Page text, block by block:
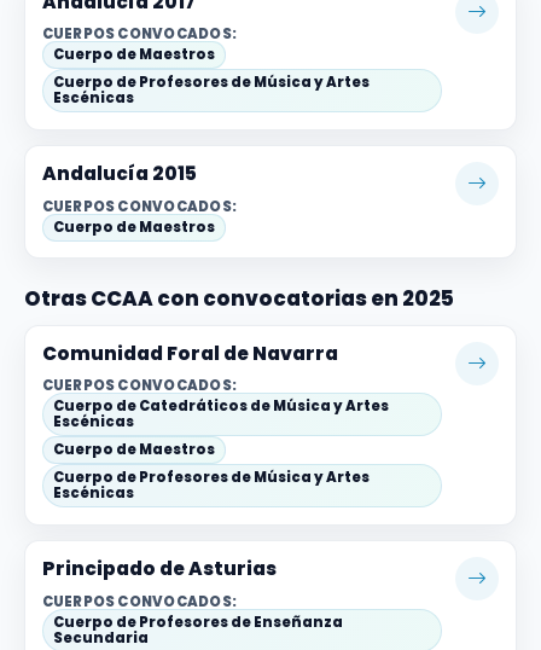
CUERPOS CONVOCADOS:
Cuerpo de Maestros
Cuerpo de Profesores de Música y Artes
Escénicas
Andalucía 2015
CUERPOS CONVOCADOS:
Cuerpo de Maestros
Otras CCAA con convocatorias en 2025
Comunidad Foral de Navarra
CUERPOS CONVOCADOS:
Cuerpo de Catedráticos de Música y Artes
Escénicas
Cuerpo de Maestros
Cuerpo de Profesores de Música y Artes
Escénicas
Principado de Asturias
CUERPOS CONVOCADOS:
Cuerpo de Profesores de Enseñanza
Secundaria